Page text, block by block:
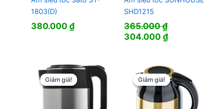
1803(D)
380.000₫
SHD1215
365.000₫
Giá
365.000 ₫.
304.000₫Giá
là:
304.000 ₫.
Giảm giá!
Giảm giá! Giảm giá!
Giảm giá!